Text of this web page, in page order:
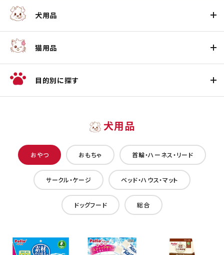
犬用品
猫用品
目的別に探す
犬用品
おやつ おもちゃ 首輪・ハーネス・リード
サークル・ケージ ベッド・ハウス・マット
ドッグフード 総合